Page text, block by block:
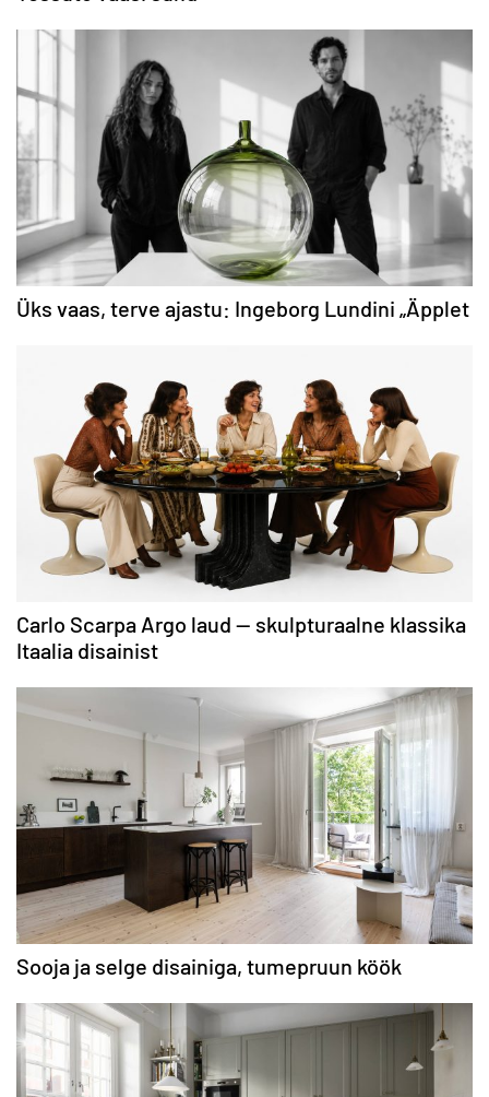
Üks vaas, terve ajastu: Ingeborg Lundini „Äpplet
Carlo Scarpa Argo laud — skulpturaalne klassika
Itaalia disainist
Sooja ja selge disainiga, tumepruun köök